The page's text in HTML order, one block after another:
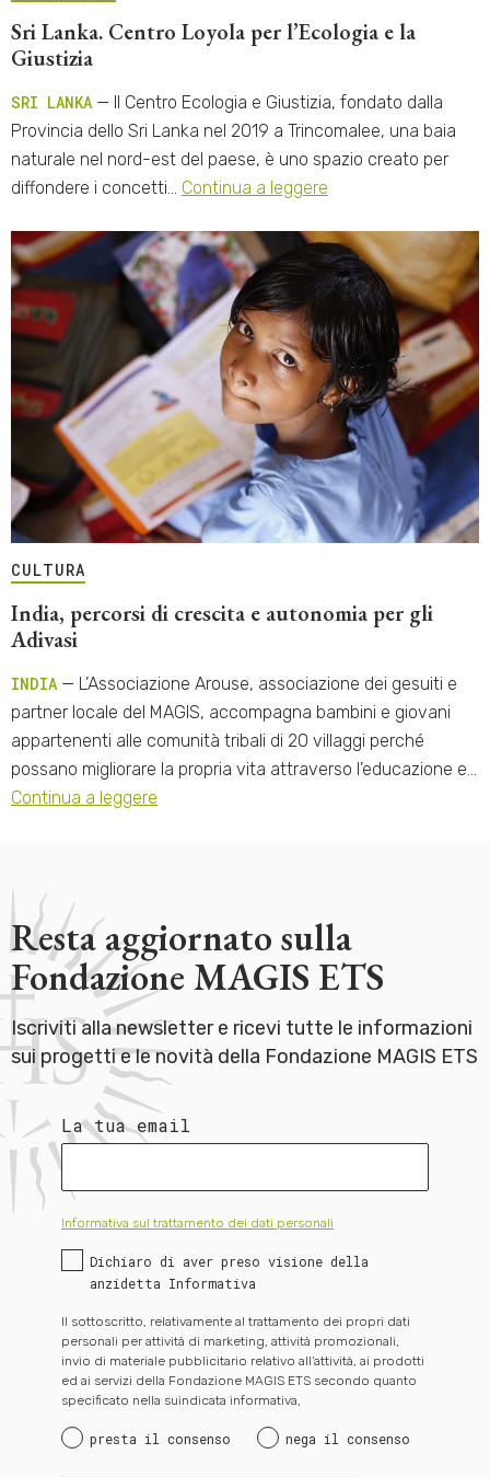
Sri Lanka. Centro Loyola per l’Ecologia e la
Giustizia
SRI LANKA — Il Centro Ecologia e Giustizia, fondato dalla
Provincia dello Sri Lanka nel 2019 a Trincomalee, una baia
naturale nel nord-est del paese, è uno spazio creato per
diffondere i concetti… Continua a leggere
CULTURA
India, percorsi di crescita e autonomia per gli
Adivasi
INDIA — L’Associazione Arouse, associazione dei gesuiti e
partner locale del MAGIS, accompagna bambini e giovani
appartenenti alle comunità tribali di 20 villaggi perché
possano migliorare la propria vita attraverso l’educazione e…
Continua a leggere
Resta aggiornato sulla
Fondazione MAGIS ETS
Iscriviti alla newsletter e ricevi tutte le informazioni
sui progetti e le novità della Fondazione MAGIS ETS
La tua email
Informativa sul trattamento dei dati personali
Dichiaro di aver preso visione della
anzidetta Informativa
Il sottoscritto, relativamente al trattamento dei propri dati
personali per attività di marketing, attività promozionali,
invio di materiale pubblicitario relativo all’attività, ai prodotti
ed ai servizi della Fondazione MAGIS ETS secondo quanto
specificato nella suindicata informativa,
presta il consenso nega il consenso